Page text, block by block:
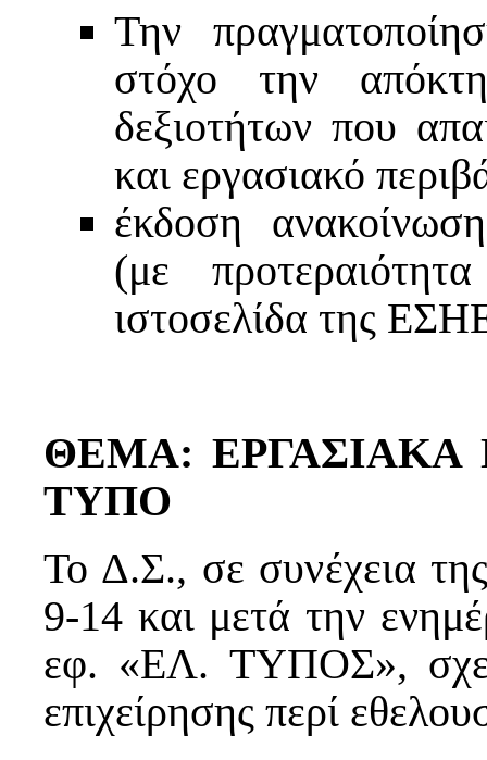
Την
στόχο την
δεξιοτήτων που
και εργασιακό
έκδοση
(με
ιστοσελίδα της
ΘΕΜΑ:
ΤΥΠΟ
Το Δ.Σ., σε συνέχεια
9-14 και μετά την
εφ. «ΕΛ. ΤΥΠΟΣ»,
επιχείρησης περί